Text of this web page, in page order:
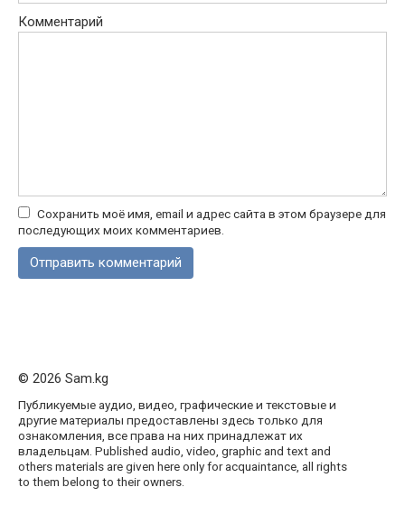
Комментарий
Сохранить моё имя, email и адрес сайта в этом браузере для
последующих моих комментариев.
© 2026 Sam.kg
Публикуемые аудио, видео, графические и текстовые и
другие материалы предоставлены здесь только для
ознакомления, все права на них принадлежат их
владельцам. Published audio, video, graphic and text and
others materials are given here only for acquaintance, all rights
to them belong to their owners.